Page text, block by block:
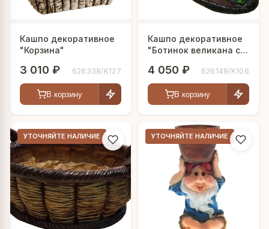
Кашпо декоративное
"Корзина"
3 010 ₽ 626338/K127
В корзину
Кашпо декоративное
"Ботинок великана с
4 050 ₽ 626149/K106
В корзину
УТОЧНЯЙТЕ НАЛИЧИЕ УТОЧНЯЙТЕ НАЛИЧИЕ